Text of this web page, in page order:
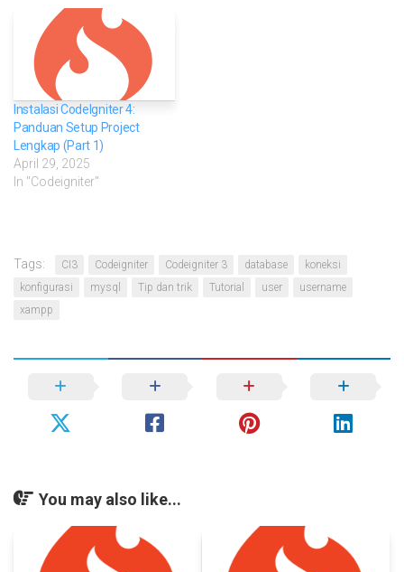
Instalasi CodeIgniter 4:
Panduan Setup Project
Lengkap (Part 1)
April 29, 2025
In "Codeigniter"
Tags: CI3 Codeigniter Codeigniter 3 database
koneksi
konfigurasi
mysql Tip dan trik Tutorial user
username
xampp
You may also like...